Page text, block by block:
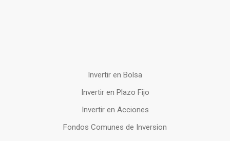
Invertir en Bolsa
Invertir en Plazo Fijo
Invertir en Acciones
Fondos Comunes de Inversion